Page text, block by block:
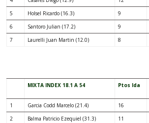
5
Holsel Ricardo (16.3) 9
6
Santoro Julian (17.2) 9
7
Laurelli Juan Martin (12.0) 8
MIXTA INDEX 18.1 A 54 Ptos Ida
1 Garcia Codd Marcelo (21.4) 16
2
Balma Patricio Ezequiel (31.3) 11